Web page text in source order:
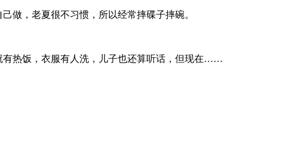
做，老夏很不习惯，所以经常摔碟子摔碗。
有热饭，衣服有人洗，儿子也还算听话，但现在……